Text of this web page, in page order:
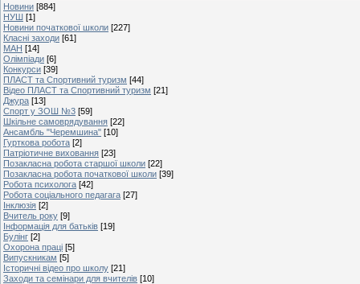
Новини [884]
НУШ [1]
Новини початкової школи [227]
Класні заходи [61]
МАН [14]
Олімпіади [6]
Конкурси [39]
ПЛАСТ та Спортивний туризм [44]
Відео ПЛАСТ та Спортивний туризм [21]
Джура [13]
Спорт у ЗОШ №3 [59]
Шкільне самоврядування [22]
Ансамбль "Черемшина" [10]
Гурткова робота [2]
Патріотичне виховання [23]
Позакласна робота старшої школи [22]
Позакласна робота початкової школи [39]
Робота психолога [42]
Робота соціального педагага [27]
Інклюзія [2]
Вчитель року [9]
Інформація для батьків [19]
Булінг [2]
Охорона праці [5]
Випускникам [5]
Історичні відео про школу [21]
Заходи та семінари для вчителів [10]